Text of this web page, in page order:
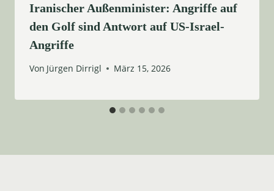
Iranischer Außenminister: Angriffe auf
den Golf sind Antwort auf US-Israel-
Angriffe
Von Jürgen Dirrigl März 15, 2026